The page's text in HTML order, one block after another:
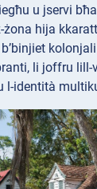
u jservi
żona hija
li joffru lill-
l-identità